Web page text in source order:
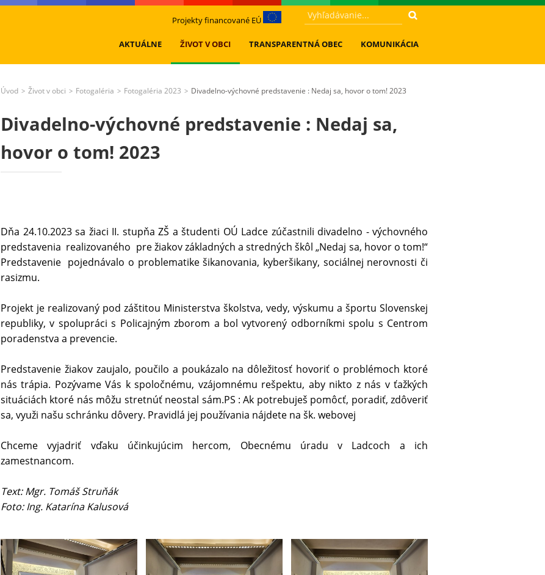
Projekty financované EÚ
AKTUÁLNE ŽIVOT V OBCI TRANSPARENTNÁ OBEC KOMUNIKÁCIA
Úvod > Život v obci > Fotogaléria > Fotogaléria 2023 > Divadelno-výchovné predstavenie : Nedaj sa, hovor o tom! 2023
Divadelno-výchovné predstavenie : Nedaj sa,
hovor o tom! 2023
Dňa 24.10.2023 sa žiaci II. stupňa ZŠ a študenti OÚ Ladce zúčastnili divadelno - výchovného
predstavenia realizovaného pre žiakov základných a stredných škôl „Nedaj sa, hovor o tom!“
Predstavenie pojednávalo o problematike šikanovania, kyberšikany, sociálnej nerovnosti či
rasizmu.
Projekt je realizovaný pod záštitou Ministerstva školstva, vedy, výskumu a športu Slovenskej
republiky, v spolupráci s Policajným zborom a bol vytvorený odborníkmi spolu s Centrom
poradenstva a prevencie.
Predstavenie žiakov zaujalo, poučilo a poukázalo na dôležitosť hovoriť o problémoch ktoré
nás trápia. Pozývame Vás k spoločnému, vzájomnému rešpektu, aby nikto z nás v ťažkých
situáciách ktoré nás môžu stretnúť neostal sám.PS : Ak potrebuješ pomôcť, poradiť, zdôveriť
sa, využi našu schránku dôvery. Pravidlá jej používania nájdete na šk. webovej
Chceme vyjadriť vďaku účinkujúcim hercom, Obecnému úradu v Ladcoch a ich
zamestnancom.
Text: Mgr. Tomáš Struňák
Foto: Ing. Katarína Kalusová